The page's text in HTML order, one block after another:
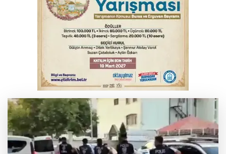
İnegöl’de yangın paniği! Apartmana
sıçrayan alevler söndürüldü
Serbest piyasada döviz fiyatları
Otomobil kanala uçtu: 2 yaralı